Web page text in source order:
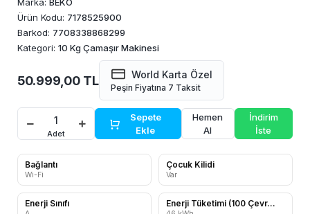
Marka: BEKO
Ürün Kodu: 7178525900
Barkod: 7708338868299
Kategori: 10 Kg Çamaşır Makinesi
50.999,00 TL World Karta Özel
Peşin Fiyatına 7 Taksit
Adet
Sepete
Ekle
Hemen
Al
İndirim
İste
Bağlantı
Wi-Fi
Çocuk Kilidi
Var
Enerji Sınıfı Enerji Tüketimi (100 Çevr...